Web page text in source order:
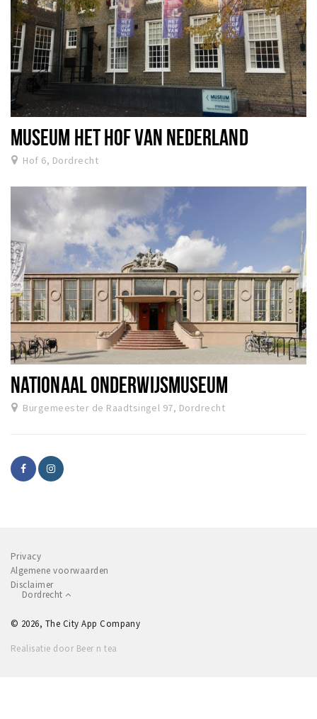
MUSEUM HET HOF VAN NEDERLAND
Hof 6, Dordrecht
NATIONAAL ONDERWIJSMUSEUM
Burgemeester de Raadtsingel 97, Dordrecht
Privacy
Algemene voorwaarden
Disclaimer
Dordrecht
© 2026, The City App Company
Realisatie door Beer n tea